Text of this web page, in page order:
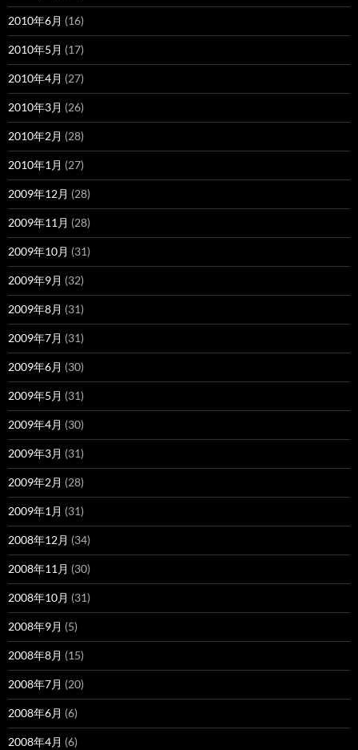
2010年6月 (16)
2010年5月 (17)
2010年4月 (27)
2010年3月 (26)
2010年2月 (28)
2010年1月 (27)
2009年12月 (28)
2009年11月 (28)
2009年10月 (31)
2009年9月 (32)
2009年8月 (31)
2009年7月 (31)
2009年6月 (30)
2009年5月 (31)
2009年4月 (30)
2009年3月 (31)
2009年2月 (28)
2009年1月 (31)
2008年12月 (34)
2008年11月 (30)
2008年10月 (31)
2008年9月 (5)
2008年8月 (15)
2008年7月 (20)
2008年6月 (6)
2008年4月 (6)